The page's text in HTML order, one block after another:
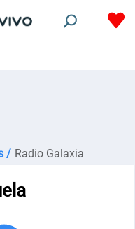
/ Radio Galaxia